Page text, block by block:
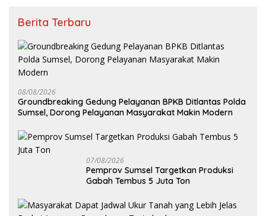
Berita Terbaru
08/08/2026
Groundbreaking Gedung Pelayanan BPKB Ditlantas Polda
Sumsel, Dorong Pelayanan Masyarakat Makin Modern
07/08/2026
Pemprov Sumsel Targetkan Produksi
Gabah Tembus 5 Juta Ton